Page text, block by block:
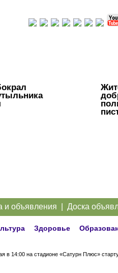
и объявления Доска
Здоровье
в 14:00 на стадионе «Сатурн Плюс»